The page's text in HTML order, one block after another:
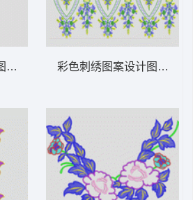
裙边花 彩色刺绣图案设计图 抽象